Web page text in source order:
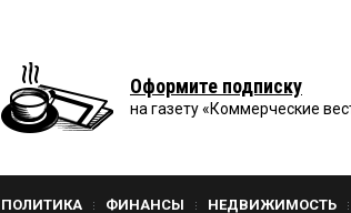
Оформите подписку
на газету «Коммерческие
ПОЛИТИКА ФИНАНСЫ НЕДВИЖИМОСТЬ